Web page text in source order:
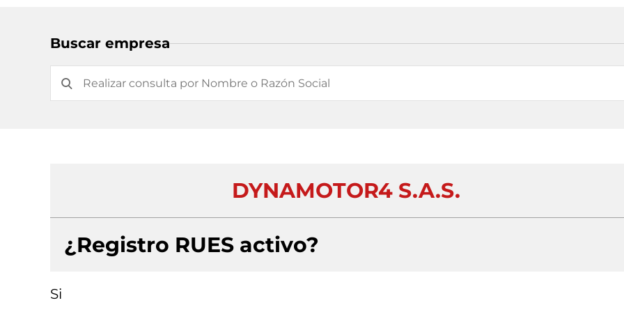
Buscar empresa
DYNAMOTOR4 S.A.S.
¿Registro RUES activo?
Si